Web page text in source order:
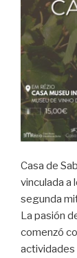
Casa de
vinculada a
segunda
La pasión
comenzó
actividades